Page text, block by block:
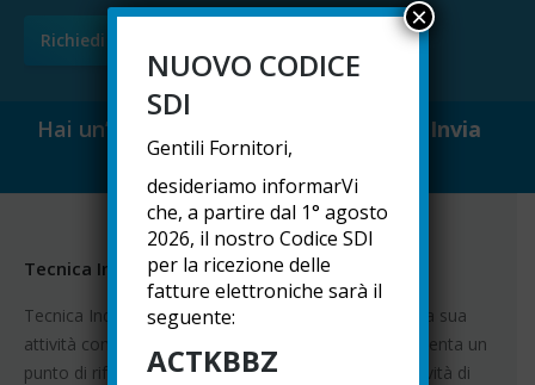
Richiedi preventivo
Hai un’idea per aiutarci a migliorare?
Invia
feedback »
Tecnica Industriale Srl
Tecnica Industriale ha portato avanti con successo la sua
attività commerciale per oltre 60 anni e oggi rappresenta un
punto di riferimento per l'Europa. Grazie alla sua attività di
NUOVO CODICE
SDI
Gentili Fornitori,
desideriamo informarVi
che, a partire dal 1° agosto
2026, il nostro Codice SDI
per la ricezione delle
fatture elettroniche sarà il
seguente:
ACTKBBZ
×